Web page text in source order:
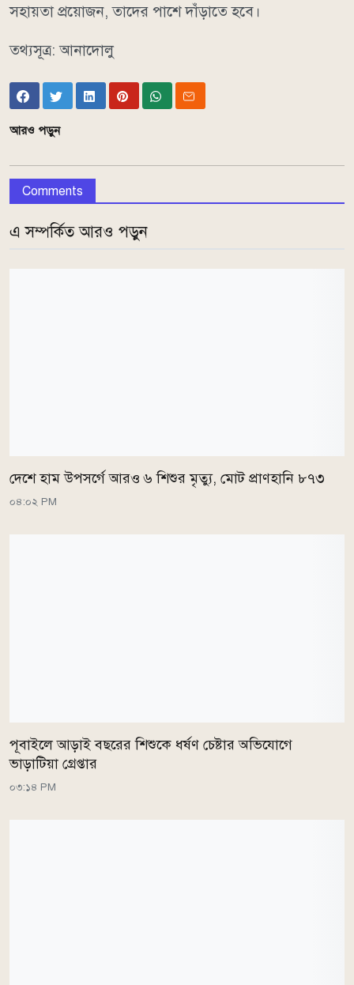
সহায়তা প্রয়োজন, তাদের পাশে দাঁড়াতে হবে।
তথ্যসূত্র: আনাদোলু
আরও পড়ুন
Comments
এ সম্পর্কিত আরও পড়ুন
দেশে হাম উপসর্গে আরও ৬ শিশুর মৃত্যু, মোট প্রাণহানি ৮৭৩
০৪:০২ PM
পূবাইলে আড়াই বছরের শিশুকে ধর্ষণ চেষ্টার অভিযোগে
ভাড়াটিয়া গ্রেপ্তার
০৩:১৪ PM